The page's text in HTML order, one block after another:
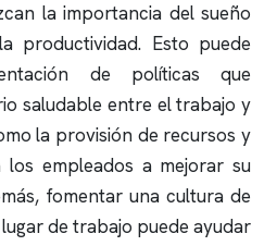
la importancia del sueño
productividad. Esto puede
de políticas que
saludable entre el trabajo y
la provisión de recursos y
empleados a mejorar su
fomentar una cultura de
de trabajo puede ayudar